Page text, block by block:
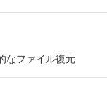
なファイル復元